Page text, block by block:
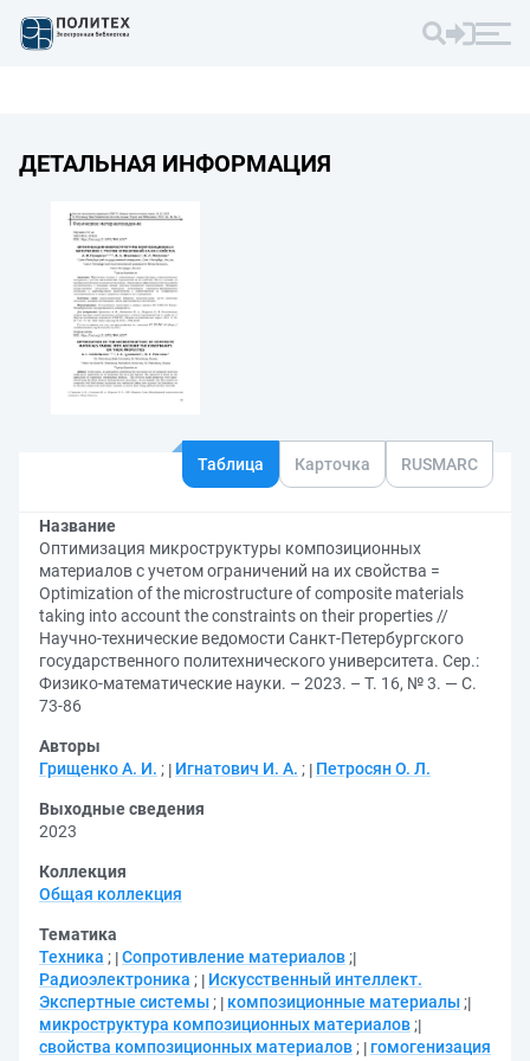
ДЕТАЛЬНАЯ ИНФОРМАЦИЯ
Таблица Карточка RUSMARC
Название
Оптимизация микроструктуры композиционных
материалов с учетом ограничений на их свойства =
Optimization of the microstructure of composite materials
taking into account the constraints on their properties //
Научно-технические ведомости Санкт-Петербургского
государственного политехнического университета. Сер.:
Физико-математические науки. – 2023. – Т. 16, № 3. — С.
73-86
Авторы
Грищенко А. И. ; Игнатович И. А. ; Петросян О. Л.
Выходные сведения
2023
Коллекция
Общая коллекция
Тематика
Техника ; Сопротивление материалов ;
Радиоэлектроника ;
Искусственный интеллект.
Экспертные системы ; композиционные материалы ;
микроструктура композиционных материалов ;
свойства композиционных материалов ;
гомогенизация